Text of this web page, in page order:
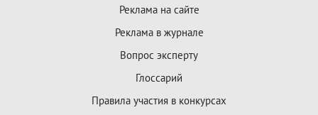
Реклама на сайте
Реклама в журнале
Вопрос эксперту
Глоссарий
Правила участия в конкурсах